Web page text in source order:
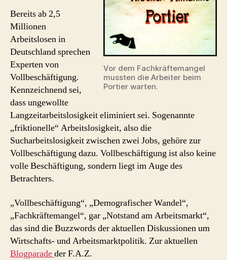
Arbeitsmarkts
Vor dem Fachkräftemangel
mussten die Arbeiter beim
Portier warten.
Bereits ab 2,5
Millionen
Arbeitslosen in
Deutschland sprechen
Experten von
Vollbeschäftigung.
Kennzeichnend sei,
dass ungewollte
Langzeitarbeitslosigkeit eliminiert sei. Sogenannte
„friktionelle“ Arbeitslosigkeit, also die
Sucharbeitslosigkeit zwischen zwei Jobs, gehöre zur
Vollbeschäftigung dazu. Vollbeschäftigung ist also keine
volle Beschäftigung, sondern liegt im Auge des
Betrachters.
„Vollbeschäftigung“, „Demografischer Wandel“,
„Fachkräftemangel“, gar „Notstand am Arbeitsmarkt“,
das sind die Buzzwords der aktuellen Diskussionen um
Wirtschafts- und Arbeitsmarktpolitik. Zur aktuellen
Blogparadeder F.A.Z.